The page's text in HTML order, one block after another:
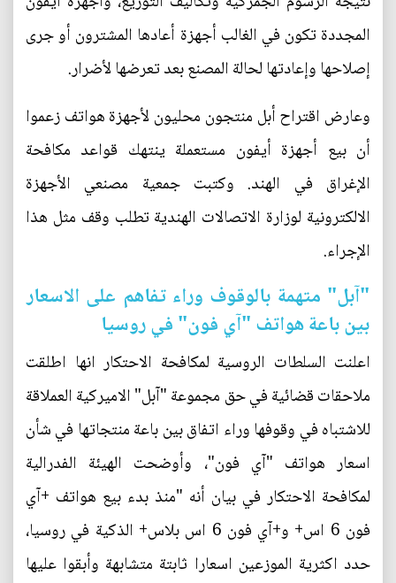
المجددة تكون في الغالب أجهزة أعادها المشترون أو جرى
إصلاحها وإعادتها لحالة المصنع بعد تعرضها لأضرار.
وعارض اقتراح أبل منتجون محليون لأجهزة هواتف زعموا
أن بيع أجهزة أيفون مستعملة ينتهك قواعد مكافحة
الإغراق في الهند. وكتبت جمعية مصنعي الأجهزة
الالكترونية لوزارة الاتصالات الهندية تطلب وقف مثل هذا
الإجراء.
"آبل" متهمة بالوقوف وراء تفاهم على الاسعار
بين باعة هواتف "آي فون" في روسيا
اعلنت السلطات الروسية لمكافحة الاحتكار انها اطلقت
ملاحقات قضائية في حق مجموعة "آبل" الاميركية العملاقة
للاشتباه في وقوفها وراء اتفاق بين باعة منتجاتها في شأن
اسعار هواتف "آي فون"، وأوضحت الهيئة الفدرالية
لمكافحة الاحتكار في بيان أنه "منذ بدء بيع هواتف +آي
فون 6 اس+ و+آي فون 6 اس بلاس+ الذكية في روسيا،
حدد اكثرية الموزعين اسعارا ثابتة متشابهة وأبقوا عليها